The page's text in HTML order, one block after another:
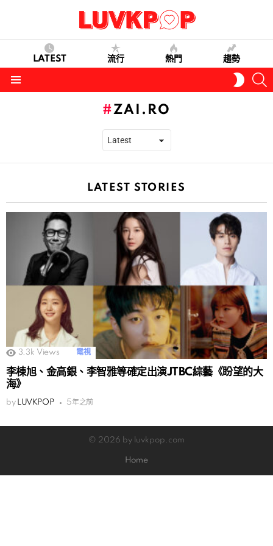
LATEST 流行 熱門 趨勢
SKIN
ZAI.RO
LATEST STORIES
3.3k Views 電視
李棟旭、金高銀、李智雅等確定出演JTBC綜藝《盼望的大
海》
by LUVKPOP 5年之前
© 2026 by luvkpop.com
Home